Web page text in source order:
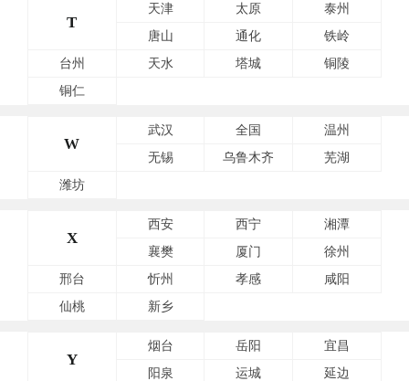
T
天津 太原
泰州
唐山
通化
铁岭
台州
天水 塔城
铜陵
铜仁
W
武汉 全国
温州
无锡
乌鲁木齐
芜湖
潍坊
X
西安 西宁
湘潭
襄樊
厦门
徐州
邢台
忻州 孝感
咸阳
仙桃
新乡
Y
烟台 岳阳
宜昌
阳泉
运城
延边